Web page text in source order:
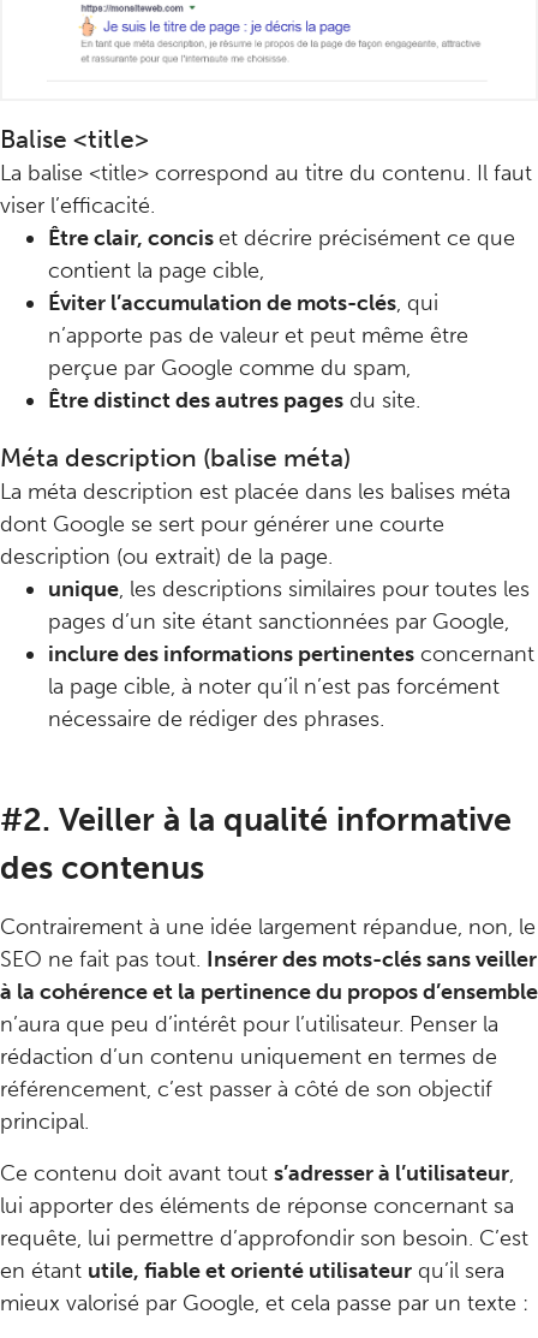
Balise <title>
La balise <title> correspond au titre du contenu. Il faut
viser l’efficacité.
Être clair, conciset décrire précisément ce que
contient la page cible,
Éviter l’accumulation de mots-clés, qui
n’apporte pas de valeur et peut même être
perçue par Google comme du spam,
Êtredistinct des autres pages du site.
Méta description (balise méta)
La méta description est placée dans les balises méta
dont Google se sert pour générer une courte
description (ou extrait) de la page.
unique, les descriptions similaires pour toutes les
pages d’un site étant sanctionnées par Google,
inclure des informations pertinentes concernant
la page cible, à noter qu’il n’est pas forcément
nécessaire de rédiger des phrases.
#2. Veiller à la qualité informative
des contenus
Contrairement à une idée largement répandue, non, le
SEO ne fait pas tout. Insérer des mots-clés sans veiller
à la cohérence et la pertinence du propos d’ensemble
n’aura que peu d’intérêt pour l’utilisateur. Penser la
rédaction d’un contenu uniquement en termes de
référencement, c’est passer à côté de son objectif
principal.
Ce contenu doit avant tout s’adresser à l’utilisateur,
lui apporter des éléments de réponse concernant sa
requête, lui permettre d’approfondir son besoin. C’est
en étant utile, fiable et orienté utilisateur qu’il sera
mieux valorisé par Google, et cela passe par un texte :